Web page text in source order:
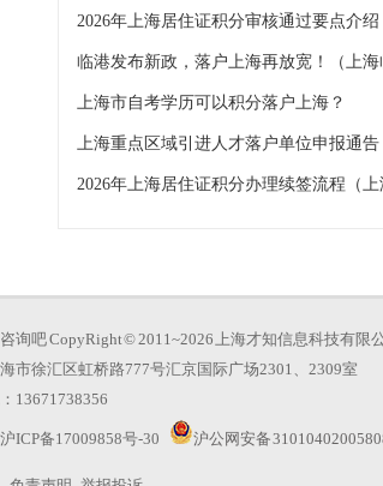
临港发布新政，落户上海再放宽！（上海
上海市自考学历可以积分落户上海？
2026年上海居住证积分办理续签流程（上
询吧CopyRight © 2011~2026 上海才知信息科技有限
市徐汇区虹桥路777号汇京国际广场2301、2309室
13671738356
沪ICP备17009858号-30 沪公网安备